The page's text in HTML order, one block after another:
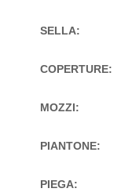
SELLA:
COPERTURE:
MOZZI:
PIANTONE:
PIEGA: